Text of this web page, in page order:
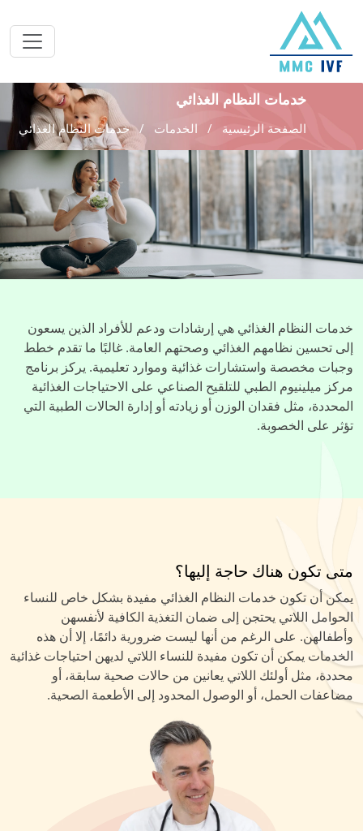
خدمات النظام الغذائي
الصفحة الرئيسية الخدمات خدمات النظام الغذائي
خدمات النظام الغذائي هي إرشادات ودعم للأفراد الذين يسعون
إلى تحسين نظامهم الغذائي وصحتهم العامة. غالبًا ما تقدم خطط
وجبات مخصصة واستشارات غذائية وموارد تعليمية. يركز برنامج
مركز ميلينيوم الطبي للتلقيح الصناعي على الاحتياجات الغذائية
المحددة، مثل فقدان الوزن أو زيادته أو إدارة الحالات الطبية التي
تؤثر على الخصوبة.
متى تكون هناك حاجة إليها؟
يمكن أن تكون خدمات النظام الغذائي مفيدة بشكل خاص للنساء
الحوامل اللاتي يحتجن إلى ضمان التغذية الكافية لأنفسهن
وأطفالهن. على الرغم من أنها ليست ضرورية دائمًا، إلا أن هذه
الخدمات يمكن أن تكون مفيدة للنساء اللاتي لديهن احتياجات غذائية
محددة، مثل أولئك اللاتي يعانين من حالات صحية سابقة، أو
مضاعفات الحمل، أو الوصول المحدود إلى الأطعمة الصحية.